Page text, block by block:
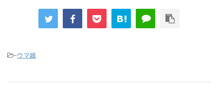
-ウマ娘